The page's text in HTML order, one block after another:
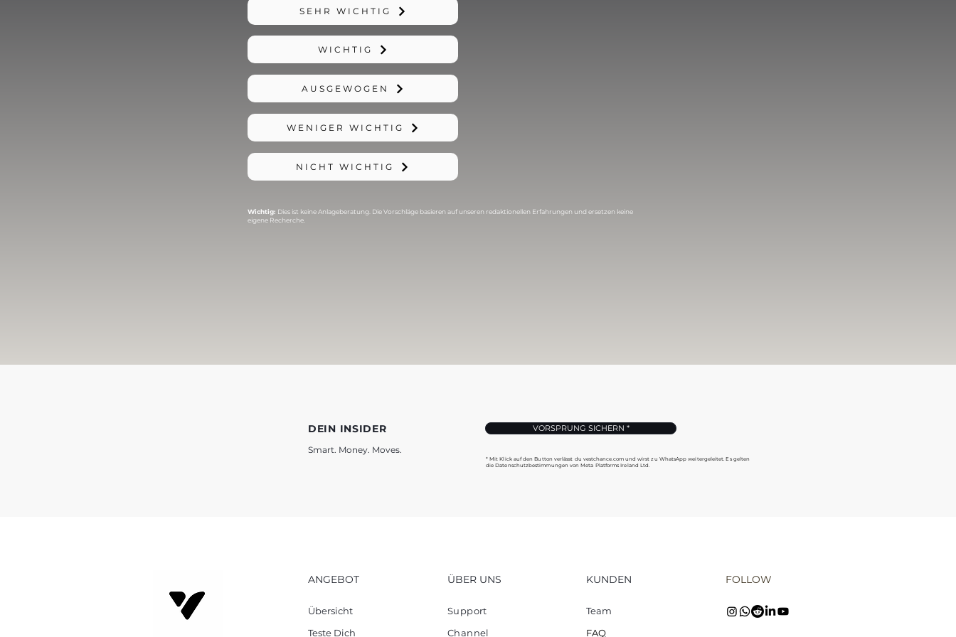
SEHR WICHTIG
WICHTIG
AUSGEWOGEN
WENIGER WICHTIG
NICHT WICHTIG
Wichtig: Dies ist keine Anlageberatung. Die Vorschläge basieren auf unseren redaktionellen Erfahrungen und ersetzen keine
eigene Recherche.
DEIN INSIDER VORSPRUNG SICHERN *
Smart. Money. Moves.
* Mit Klick auf den Button verlässt du vestchance.com und wirst zu WhatsApp weitergeleitet. Es gelten
die Datenschutzbestimmungen von Meta Platforms Ireland Ltd.
ANGEBOT
Übersicht
Teste Dich
ÜBER UNS
Support
Channel
KUNDEN
Team
FAQ
FOLLOW